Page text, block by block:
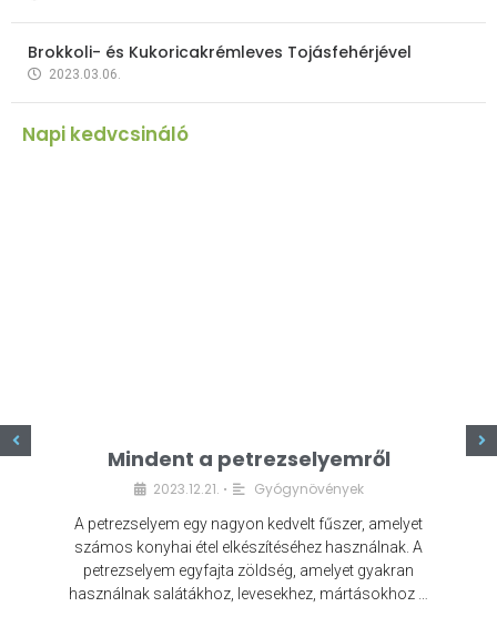
Brokkoli- és Kukoricakrémleves Tojásfehérjével
2023.03.06.
Napi kedvcsináló
Mindent a petrezselyemről
2023.12.21. • Gyógynövények
A petrezselyem egy nagyon kedvelt fűszer, amelyet
számos konyhai étel elkészítéséhez használnak. A
petrezselyem egyfajta zöldség, amelyet gyakran
használnak salátákhoz, levesekhez, mártásokhoz …